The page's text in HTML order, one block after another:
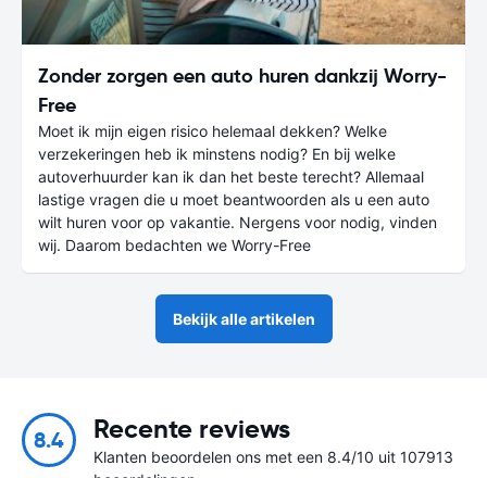
Zonder zorgen een auto huren dankzij Worry-
Free
Moet ik mijn eigen risico helemaal dekken? Welke
verzekeringen heb ik minstens nodig? En bij welke
autoverhuurder kan ik dan het beste terecht? Allemaal
lastige vragen die u moet beantwoorden als u een auto
wilt huren voor op vakantie. Nergens voor nodig, vinden
wij. Daarom bedachten we Worry-Free
Bekijk alle artikelen
8.4 Recente reviews
Klanten beoordelen ons met een 8.4/10 uit 107913